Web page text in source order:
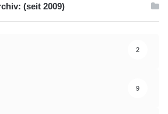
(seit 2009)
2
9